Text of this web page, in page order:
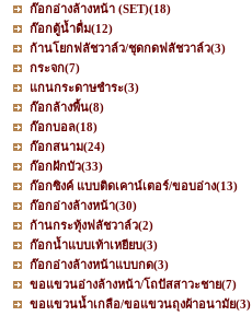
ก๊อกอ่างล้างหน้า (SET)(18)
ก๊อกตู้น้ำดื่ม(12)
ก้านโยกฟลัชวาล์ว/ชุดกดฟลัชวาล์ว(3)
กระจก(7)
แกนกระดาษชำระ(3)
ก๊อกล้างพื้น(8)
ก๊อกบอล(18)
ก๊อกสนาม(24)
ก๊อกฝักบัว(33)
ก๊อกซิงค์ แบบติดเคาน์เตอร์/ขอบอ่าง(13)
ก๊อกอ่างล้างหน้า(30)
ก้านกระทุ้งฟลัชวาล์ว(2)
ก๊อกน้ำแบบเท้าเหยียบ(3)
ก๊อกอ่างล้างหน้าแบบกด(3)
ขอแขวนอ่างล้างหน้า/โถปัสสาวะชาย(7)
ขอแขวนน้ำเกลือ/ขอแขวนถุงผ้าอนามัย(3)